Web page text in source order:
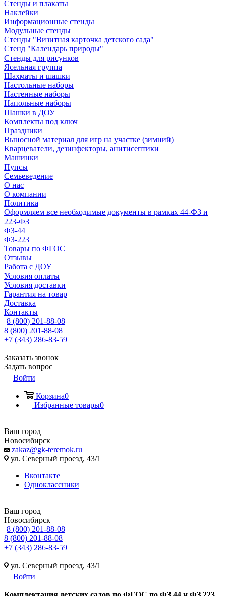
Стенды и плакаты
Наклейки
Информационные стенды
Модульные стенды
Стенды "Визитная карточка детского сада"
Стенд "Календарь природы"
Стенды для рисунков
Ясельная группа
Шахматы и шашки
Настольные наборы
Настенные наборы
Напольные наборы
Шашки в ДОУ
Комплекты под ключ
Праздники
Выносной материал для игр на участке (зимний)
Кварцеватели, дезинфекторы, анитисептики
Машинки
Пупсы
Семьеведение
О нас
О компании
Политика
Оформляем все необходимые документы в рамках 44-ФЗ и
223-ФЗ
ФЗ-44
ФЗ-223
Товары по ФГОС
Отзывы
Работа с ДОУ
Условия оплаты
Условия доставки
Гарантия на товар
Доставка
Контакты
8 (800) 201-88-08
8 (800) 201-88-08
+7 (343) 286-83-59
Заказать звонок
Задать вопрос
Войти
Корзина0
Избранные товары0
Ваш город
Новосибирск
zakaz@gk-teremok.ru
ул. Северный проезд, 43/1
Вконтакте
Одноклассники
Ваш город
Новосибирск
8 (800) 201-88-08
8 (800) 201-88-08
+7 (343) 286-83-59
ул. Северный проезд, 43/1
Войти